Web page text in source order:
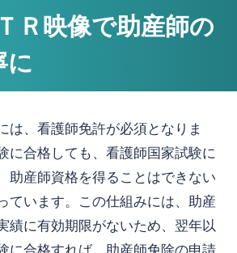
Ｒ映像で助産師の
に
は、看護師免許が必須となりま
に合格しても、看護師国家試験に
助産師資格を得ることはできない
ています。この仕組みには、助産
績に有効期限がないため、翌年以
に合格すれば、助産師免除の申請